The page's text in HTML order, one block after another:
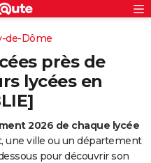
de-Dôme
près de
lycées en
2026 de chaque lycée
une ville ou un département
pour découvrir son